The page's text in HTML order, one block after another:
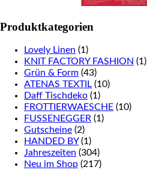
Produktkategorien
Lovely Linen (1)
KNIT FACTORY FASHION (1)
Grün & Form (43)
ATENAS TEXTIL (10)
Daff Tischdeko (1)
FROTTIERWAESCHE (10)
FUSSENEGGER (1)
Gutscheine (2)
HANDED BY (1)
Jahreszeiten (304)
Neu im Shop (217)